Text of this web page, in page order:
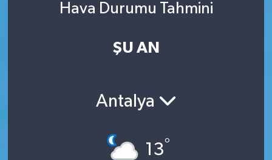
Hava Durumu Tahmini
ŞU AN
Antalya
13°